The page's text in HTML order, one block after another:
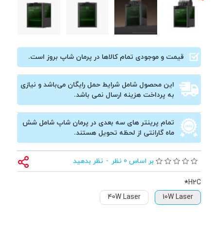
قیمت و موجودی تمام کالاها در پرمان شاپ بروز است.
این محصول شامل شرایط حمل رایگان می‌باشد و نیازی
به پرداخت هزینه ارسال نمی باشد.
تمام پرینتر های سه بعدی در پرمان شاپ شامل شش
ماه گارانتی از لحظه تحویل هستند.
بر اساس 0 نظر - نظر بدهید
H2C
10W Laser
40W Laser